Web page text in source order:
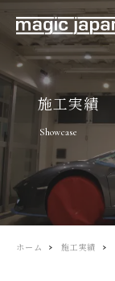
施工実績
Showcase
ホーム 施工実績